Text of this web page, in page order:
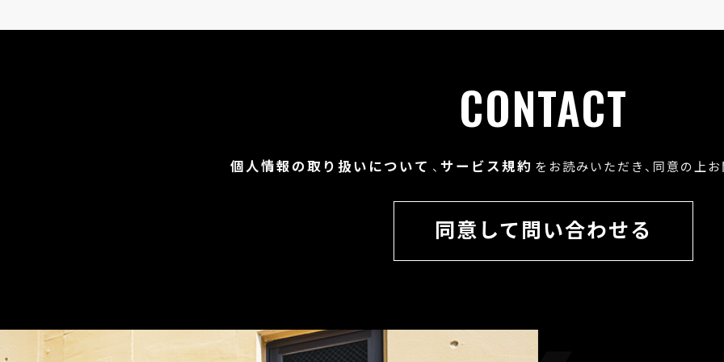
CONTACT
個人情報の取り扱いについて 、 サービス規約 をお読みいただき、 同意の上お
同意して問い合わせる